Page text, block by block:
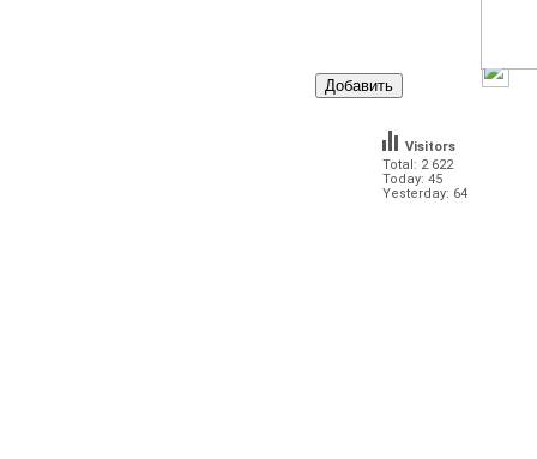
Total: 2 622
Today: 45
Yesterday: 64
Visitors